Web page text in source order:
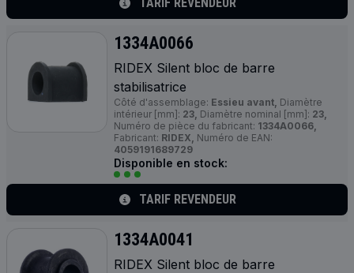
1334A0066
RIDEX Silent bloc de barre
stabilisatrice
Côté d'assemblage: Essieu avant, Diamètre
intérieur [mm]: 23, Diamètre nominal [mm]: 23,
Numéro de pièce du fabricant: 1334A0066,
Fabricant: RIDEX, Numéro de EAN:
4059191689729
Disponible en stock:
TARIF REVENDEUR
1334A0041
RIDEX Silent bloc de barre